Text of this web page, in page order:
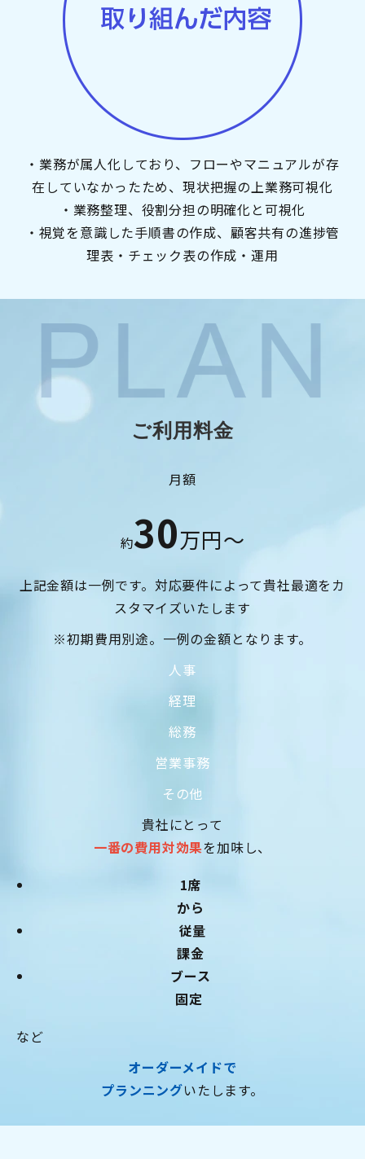
・業務が属人化しており、フローやマニュアルが存
在していなかったため、現状把握の上業務可視化
・業務整理、役割分担の明確化と可視化
・視覚を意識した手順書の作成、顧客共有の進捗管
理表・チェック表の作成・運用
ご利用料金
月額
約30万円～
上記金額は一例です。対応要件によって貴社最適をカ
スタマイズいたします
※初期費用別途。一例の金額となります。
人事
経理
総務
営業事務
その他
貴社にとって
一番の費用対効果を加味し、
1席
から
従量
課金
ブース
固定
など
オーダーメイドで
プランニングいたします。